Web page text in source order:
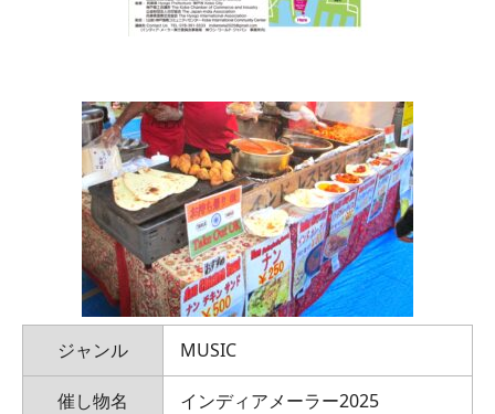
ジャンル MUSIC
催し物名 インディアメーラー2025